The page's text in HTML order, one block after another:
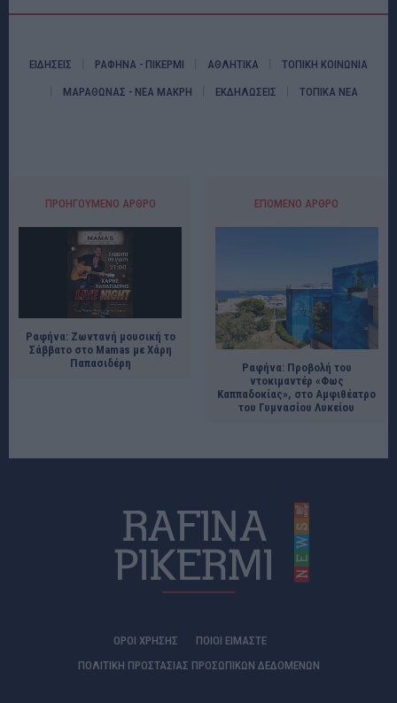
ΕΙΔΗΣΕΙΣ ΡΑΦΗΝΑ - ΠΙΚΕΡΜΙ ΑΘΛΗΤΙΚΑ ΤΟΠΙΚΗ ΚΟΙΝΩΝΙΑ
ΜΑΡΑΘΩΝΑΣ - ΝΕΑ ΜΑΚΡΗ ΕΚΔΗΛΩΣΕΙΣ ΤΟΠΙΚΑ ΝΕΑ
ΠΡΟΗΓΟΎΜΕΝΟ ΆΡΘΡΟ
Ραφήνα: Ζωντανή μουσική το
Σάββατο στο Mamas με Χάρη
Παπασιδέρη
ΕΠΌΜΕΝΟ ΆΡΘΡΟ
Ραφήνα: Προβολή του
ντοκιμαντέρ «Φως
Καππαδοκίας», στο Αμφιθέατρο
του Γυμνασίου Λυκείου
ΟΡΟΙ ΧΡΗΣΗΣ
ΠΟΙΟΊ ΕΊΜΑΣΤΕ
ΠΟΛΙΤΙΚΗ ΠΡΟΣΤΑΣΙΑΣ ΠΡΟΣΩΠΙΚΩΝ ΔΕΔΟΜΕΝΩΝ